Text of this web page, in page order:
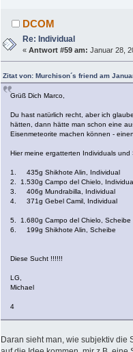
DCOM
Re: Individual
«Antwort #59 am: Januar 28,
Zitat von: Murchison´s friend am
Grüß Dich Marco,
Du hast natürlich recht, aber ich
hätten, dann hätte man schon eine
Eisenmeteorite machen können -
Hier meine ergatterten Individuals und
1. 435g Shikhote Alin, Individual
2. 1.530g Campo del Chielo,
3. 406g Mundrabilla, Individual
4. 371g Gebel Camil, Individual
5. 1.680g Campo del Chielo, Scheibe
6. 199g Shikhote Alin, Scheibe
Diese Sucht !!!!!!
LG,
Michael
4
Daran sieht man, wie subjektiv die